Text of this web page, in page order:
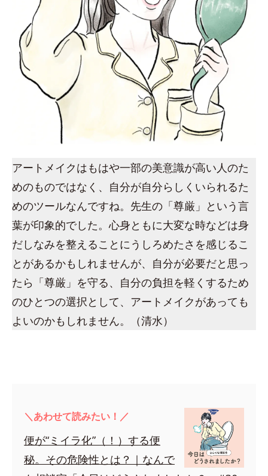
アートメイクはもはや一部の美意識が高い人のた
めのものではなく、自分が自分らしくいられるた
めのツールなんですね。先生の「尊厳」という言
葉が印象的でした。心身ともに大変な時などは身
だしなみを整えることにうしろめたさを感じるこ
とがあるかもしれませんが、自分が必要だと思っ
たら「尊厳」を守る、自分の負担を軽くするため
のひとつの選択として、アートメイクがあっても
よいのかもしれません。（清水）
＼あわせて読みたい！／
便が“ミイラ化”（！）する便
秘。その危険性とは？｜なんで